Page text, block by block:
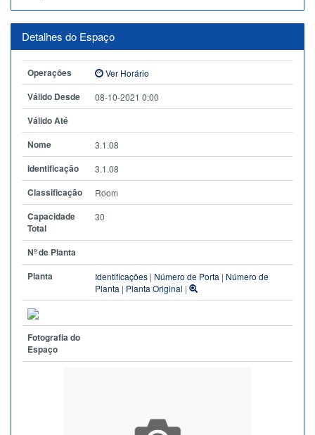
Detalhes do Espaço
Operações Ver Horário
Válido Desde 08-10-2021 0:00
Válido Até
Nome
3.1.08
Identificação 3.1.08
Classificação Room
Capacidade
Total
30
Nº de Planta
Planta
Identificações | Número de Porta | Número de
Planta | Planta Original |
Fotografia do
Espaço